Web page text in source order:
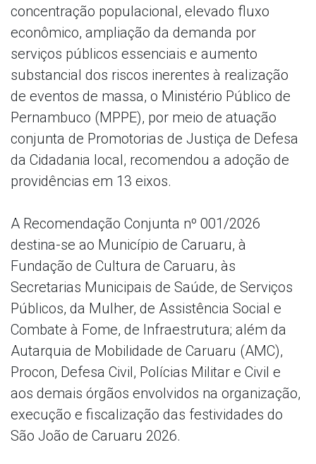
concentração populacional, elevado fluxo
econômico, ampliação da demanda por
serviços públicos essenciais e aumento
substancial dos riscos inerentes à realização
de eventos de massa, o Ministério Público de
Pernambuco (MPPE), por meio de atuação
conjunta de Promotorias de Justiça de Defesa
da Cidadania local, recomendou a adoção de
providências em 13 eixos.
A Recomendação Conjunta nº 001/2026
destina-se ao Município de Caruaru, à
Fundação de Cultura de Caruaru, às
Secretarias Municipais de Saúde, de Serviços
Públicos, da Mulher, de Assistência Social e
Combate à Fome, de Infraestrutura; além da
Autarquia de Mobilidade de Caruaru (AMC),
Procon, Defesa Civil, Polícias Militar e Civil e
aos demais órgãos envolvidos na organização,
execução e fiscalização das festividades do
São João de Caruaru 2026.